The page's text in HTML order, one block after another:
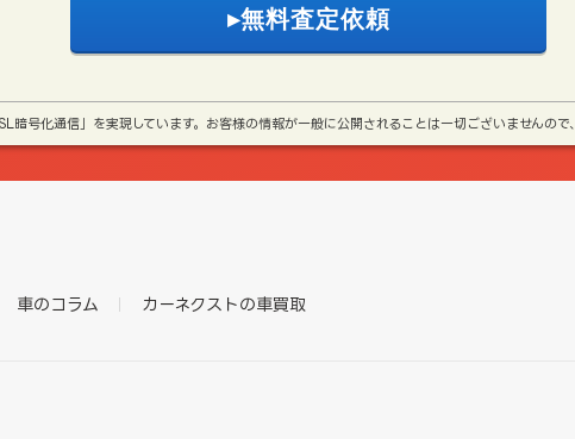
暗号化通信」を実現しています。お客様の情報が一般に公開されることは一切ございませんの
車のコラム カーネクストの車買取